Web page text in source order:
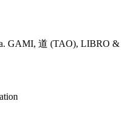
GAMI, 道 (TAO), LIBRO &